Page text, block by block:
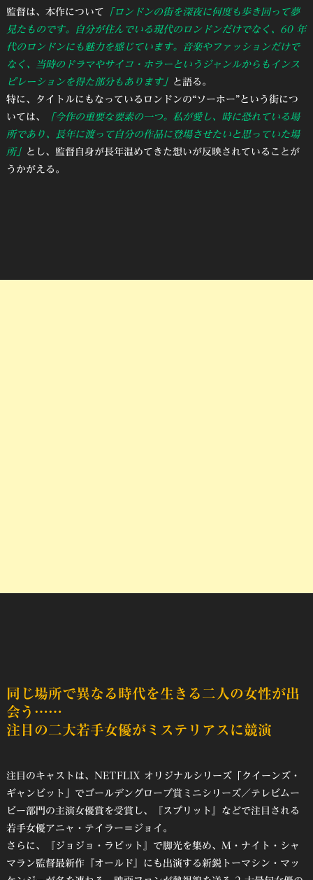
監督は、本作について 「ロンドンの街を深夜に何度も歩き回って夢
見たものです。自分が住んでいる現代のロンドンだけでなく、60 年
代のロンドンにも魅力を感じています。音楽やファッションだけで
なく、当時のドラマやサイコ・ホラーというジャンルからもインス
ピレーションを得た部分もあります」 と語る。
特に、タイトルにもなっているロンドンの“ソーホー”という街につ
いては、
「今作の重要な要素の一つ。私が愛し、時に恐れている場
所であり、長年に渡って自分の作品に登場させたいと思っていた場
所」 とし、監督自身が長年温めてきた想いが反映されていることが
うかがえる。
同じ場所で異なる時代を生きる二人の女性が出
会う……
注目の二大若手女優がミステリアスに競演
注目のキャストは、NETFLIX オリジナルシリーズ「クイーンズ・
ギャンビット」でゴールデングローブ賞ミニシリーズ／テレビムー
ビー部門の主演女優賞を受賞し、『スプリット』などで注目される
若手女優アニャ・テイラー＝ジョイ。
さらに、『ジョジョ・ラビット』で脚光を集め、M・ナイト・シャ
マラン監督最新作『オールド』にも出演する新鋭トーマシン・マッ